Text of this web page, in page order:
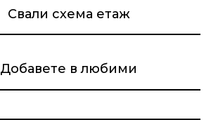
Свали схема етаж
Добавете в любими